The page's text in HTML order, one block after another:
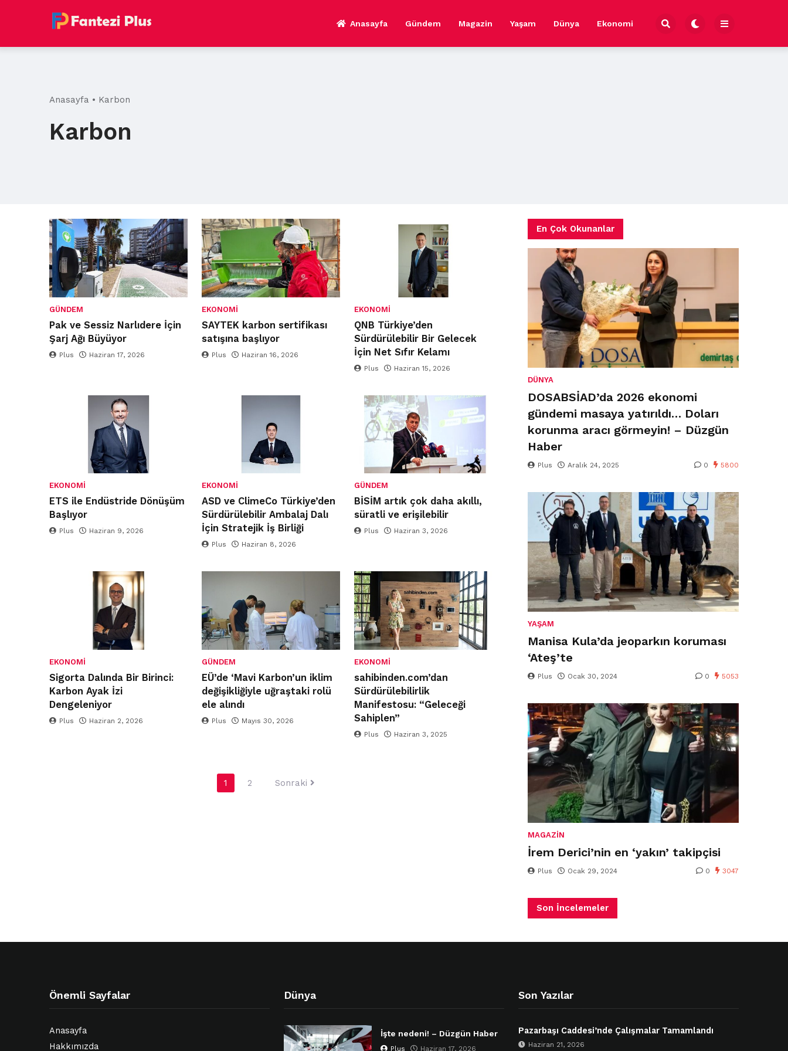
Anasayfa Gündem Magazin Yaşam Dünya Ekonomi
Anasayfa • Karbon
Karbon
GÜNDEM
Pak ve Sessiz Narlıdere İçin
Şarj Ağı Büyüyor
Plus Haziran 17, 2026
EKONOMI
SAYTEK karbon sertifikası
satışına başlıyor
Plus Haziran 16, 2026
EKONOMI
QNB Türkiye’den
Sürdürülebilir Bir Gelecek
İçin Net Sıfır Kelamı
Plus Haziran 15, 2026
EKONOMI
ETS ile Endüstride Dönüşüm
Başlıyor
Plus Haziran 9, 2026
EKONOMI
ASD ve ClimeCo Türkiye’den
Sürdürülebilir Ambalaj Dalı
İçin Stratejik İş Birliği
Plus Haziran 8, 2026
GÜNDEM
BİSİM artık çok daha akıllı,
süratli ve erişilebilir
Plus Haziran 3, 2026
EKONOMI
Sigorta Dalında Bir Birinci:
Karbon Ayak İzi
Dengeleniyor
Plus Haziran 2, 2026
GÜNDEM
EÜ’de ‘Mavi Karbon’un iklim
değişikliğiyle uğraştaki rolü
ele alındı
Plus Mayıs 30, 2026
EKONOMI
sahibinden.com’dan
Sürdürülebilirlik
Manifestosu: “Geleceği
Sahiplen”
Plus Haziran 3, 2025
1 2 Sonraki
En Çok Okunanlar
DÜNYA
DOSABSİAD’da 2026 ekonomi
gündemi masaya yatırıldı… Doları
korunma aracı görmeyin! – Düzgün
Haber
Plus Aralık 24, 2025 0 5800
YAŞAM
Manisa Kula’da jeoparkın koruması
‘Ateş’te
Plus Ocak 30, 2024 0 5053
MAGAZIN
İrem Derici’nin en ‘yakın’ takipçisi
Plus Ocak 29, 2024 0 3047
Son İncelemeler
Önemli Sayfalar
Anasayfa
Hakkımızda
Dünya
İşte nedeni! – Düzgün Haber
Plus Haziran 17, 2026
Son Yazılar
Pazarbaşı Caddesi’nde Çalışmalar Tamamlandı
Haziran 21, 2026